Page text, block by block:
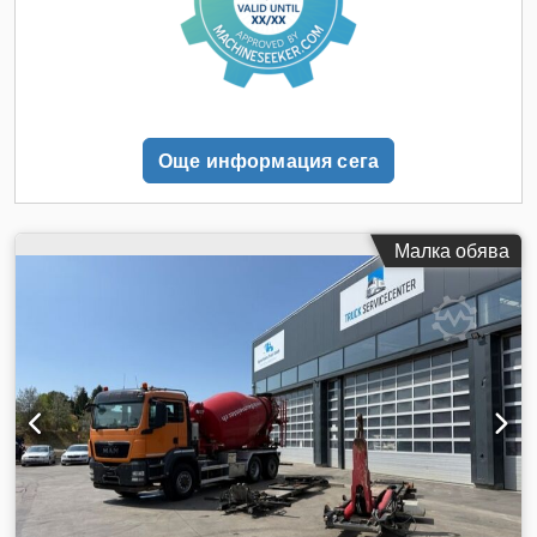
Автоматична Конфигурация на осите Размер на гумите:
000/13R22,5 Спирачки: Дискови спирачки Окачване:
Ресьорно окачване Ос 1: Управляема; Дълбочина на
протектора отляво: 10 мм; Дълбочина на протектора
отляво: 7 мм; Дълбочина на протектора отдясно: 8 мм Ос
3: Двойни гуми; Дълбочина на протектора отляво
(вътрешна): 8 мм; Дълбочина на протектора отляво
(външна): 8 мм; Дълбочина на протектора отдясно
(вътрешна): 8 мм; Дълбочина на протектора отдясно
(външна): 7 мм Ос 4: Двойни гуми; Дълбочина на
протектора отляво (вътрешна): 18 мм; Дълбочина на
протектора отляво (външна): 19 мм; Дълбочина на
протектора отдясно (вътрешна): 16 мм; Дълбочина на
протектора отдясно (външна): 17 мм Тегло Собствено
тегло: 13 825 кг Товароподемност: 27 175 кг Общо
допустимо тегло: 41 000 кг Функционалност Помпа: Да
Codpoznt Saofx Ah Seha Поддръжка Технически преглед:
валиден до 09.2026 г. Състояние Техническо състояние:
добро Външно състояние: добро Повреди: няма Брой
ключове: 2 Финансова информация Лизингова цена: 1526 €
Още информация сега
Малка обява